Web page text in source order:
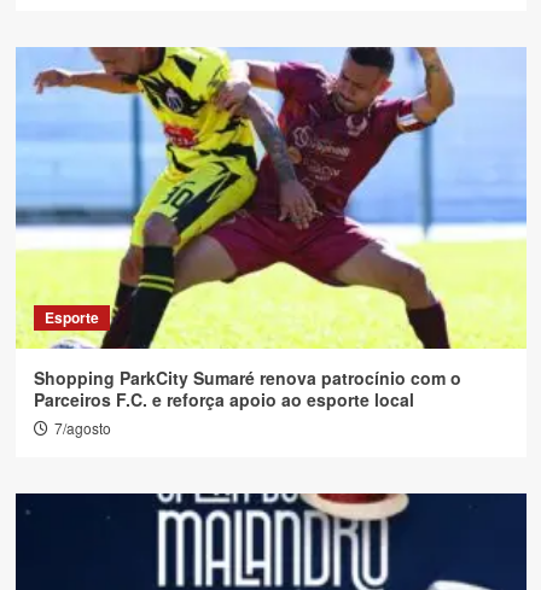
Esporte
Shopping ParkCity Sumaré renova patrocínio com o
Parceiros F.C. e reforça apoio ao esporte local
7/agosto